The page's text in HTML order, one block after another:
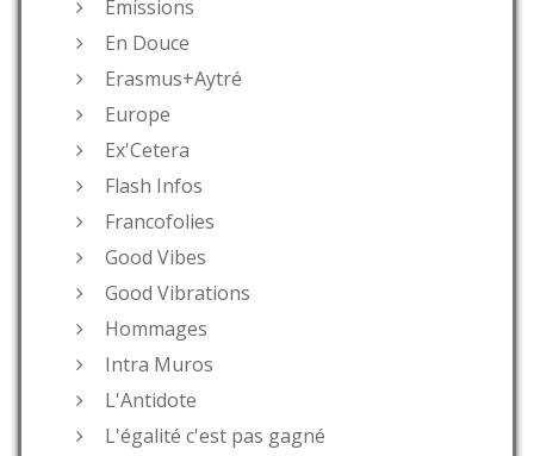
Émissions
En Douce
Erasmus+Aytré
Europe
Ex'Cetera
Flash Infos
Francofolies
Good Vibes
Good Vibrations
Hommages
Intra Muros
L'Antidote
L'égalité c'est pas gagné